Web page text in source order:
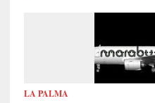
LA PALMA